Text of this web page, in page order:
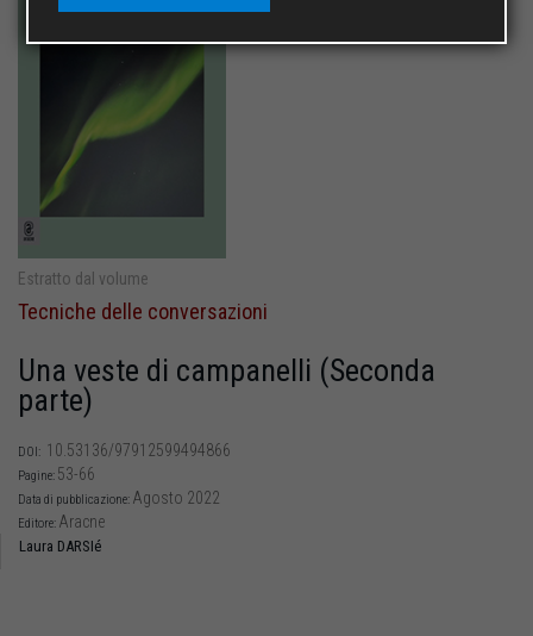
Estratto dal volume
Tecniche delle conversazioni
Una veste di campanelli (Seconda
parte)
DOI: 10.53136/97912599494866
Pagine: 53-66
Data di pubblicazione: Agosto 2022
Editore: Aracne
Laura DARSIé